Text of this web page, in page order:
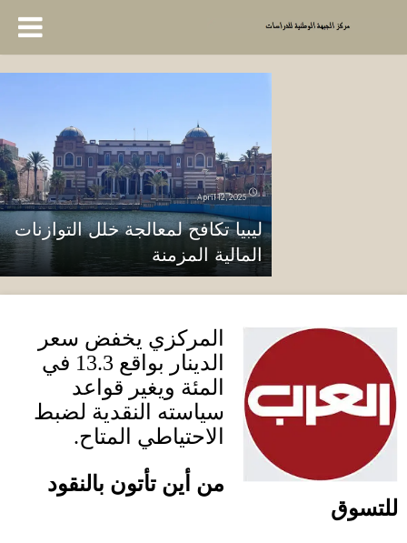
April 12, 2025
ليبيا تكافح لمعالجة خلل التوازنات
المالية المزمنة
المركزي يخفض سعر
الدينار بواقع 13.3 في
المئة ويغير قواعد
سياسته النقدية لضبط
الاحتياطي المتاح.
من أين تأتون بالنقود
للتسوق